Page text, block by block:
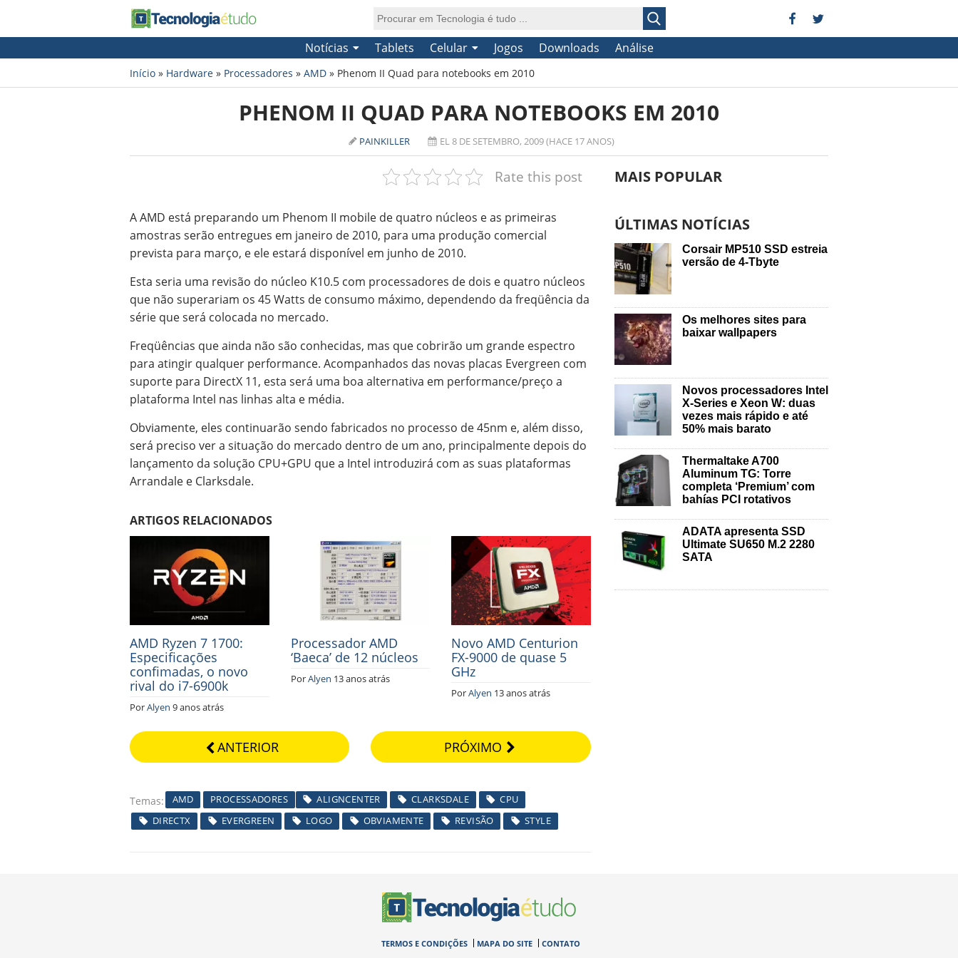
Notícias Tablets Celular Jogos Downloads Análise
Início » Hardware » Processadores » AMD » Phenom II Quad para notebooks em 2010
PHENOM II QUAD PARA NOTEBOOKS EM 2010
PAINKILLER EL 8 DE SETEMBRO, 2009 (HACE 17 ANOS)
Rate this post
A AMD está preparando um Phenom II mobile de quatro núcleos e as primeiras
amostras serão entregues em janeiro de 2010, para uma produção comercial
prevista para março, e ele estará disponível em junho de 2010.
Esta seria uma revisão do núcleo K10.5 com processadores de dois e quatro núcleos
que não superariam os 45 Watts de consumo máximo, dependendo da freqüência da
série que será colocada no mercado.
Freqüências que ainda não são conhecidas, mas que cobrirão um grande espectro
para atingir qualquer performance. Acompanhados das novas placas Evergreen com
suporte para DirectX 11, esta será uma boa alternativa em performance/preço a
plataforma Intel nas linhas alta e média.
Obviamente, eles continuarão sendo fabricados no processo de 45nm e, além disso,
será preciso ver a situação do mercado dentro de um ano, principalmente depois do
lançamento da solução CPU+GPU que a Intel introduzirá com as suas plataformas
Arrandale e Clarksdale.
ARTIGOS RELACIONADOS
AMD Ryzen 7 1700:
Especificações
confimadas, o novo
rival do i7-6900k
PorAlyen 9 anos atrás
Processador AMD
‘Baeca’ de 12 núcleos
PorAlyen 13 anos atrás
Novo AMD Centurion
FX-9000 de quase 5
GHz
PorAlyen 13 anos atrás
ANTERIOR PRÓXIMO
Temas AMD PROCESSADORES ALIGNCENTER CLARKSDALE
CPU
DIRECTX
EVERGREEN LOGO OBVIAMENTE REVISÃO STYLE
MAIS POPULAR
ÚLTIMAS NOTÍCIAS
Corsair MP510 SSD estreia
versão de 4-Tbyte
Os melhores sites para
baixar wallpapers
Novos processadores Intel
X-Series e Xeon W: duas
vezes mais rápido e até
50% mais barato
Thermaltake A700
Aluminum TG: Torre
completa ‘Premium’ com
bahías PCI rotativos
ADATA apresenta SSD
Ultimate SU650 M.2 2280
SATA
TERMOS E CONDIÇÕES MAPA DO SITE CONTATO